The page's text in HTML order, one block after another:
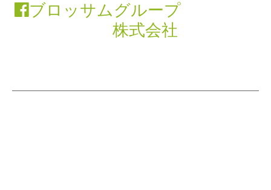
ブロッサムグループ
株式会社